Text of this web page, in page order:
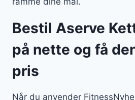
Bestil Aserve
på nette og få
pris
Når du anvender